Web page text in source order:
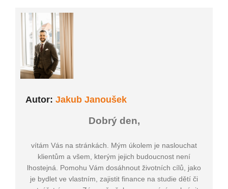
Autor: Jakub Janoušek
Dobrý den,
vítám Vás na stránkách. Mým úkolem je naslouchat
klientům a všem, kterým jejich budoucnost není
lhostejná. Pomohu Vám dosáhnout životních cílů, jako
je bydlet ve vlastním, zajistit finance na studie dětí či